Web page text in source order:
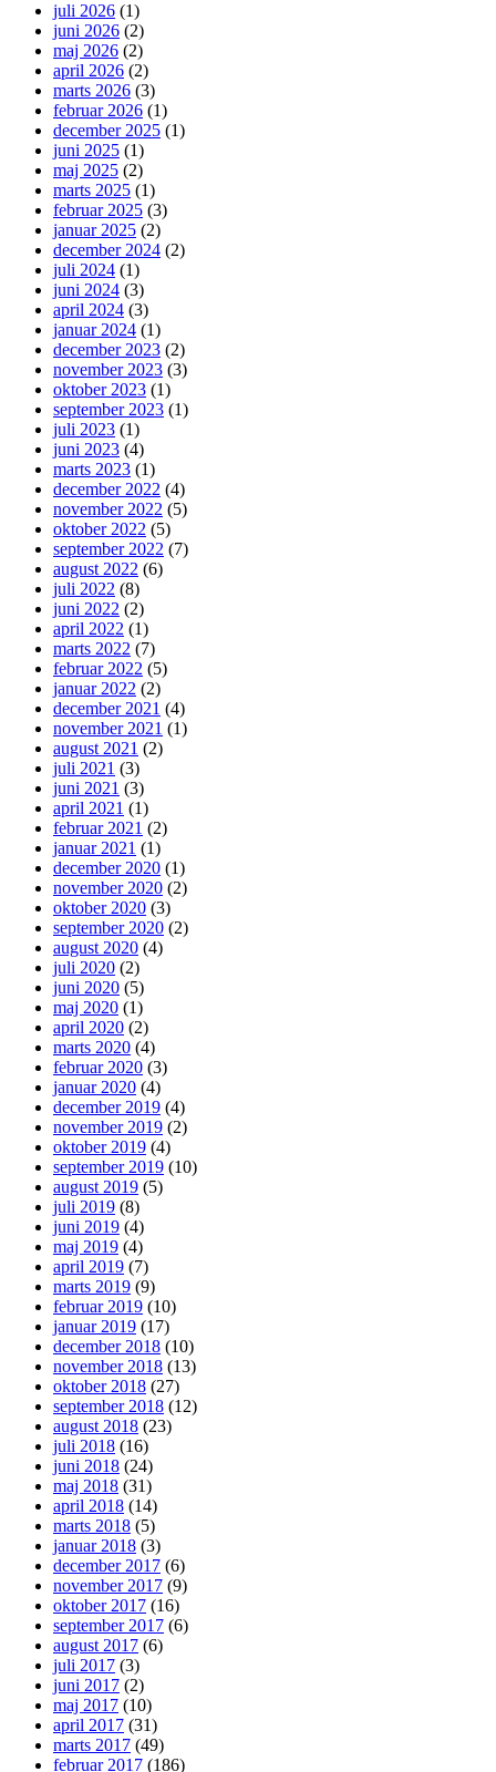
juli 2026 (1)
juni 2026 (2)
maj 2026 (2)
april 2026 (2)
marts 2026 (3)
februar 2026 (1)
december 2025 (1)
juni 2025 (1)
maj 2025 (2)
marts 2025 (1)
februar 2025 (3)
januar 2025 (2)
december 2024 (2)
juli 2024 (1)
juni 2024 (3)
april 2024 (3)
januar 2024 (1)
december 2023 (2)
november 2023 (3)
oktober 2023 (1)
september 2023 (1)
juli 2023 (1)
juni 2023 (4)
marts 2023 (1)
december 2022 (4)
november 2022 (5)
oktober 2022 (5)
september 2022 (7)
august 2022 (6)
juli 2022 (8)
juni 2022 (2)
april 2022 (1)
marts 2022 (7)
februar 2022 (5)
januar 2022 (2)
december 2021 (4)
november 2021 (1)
august 2021 (2)
juli 2021 (3)
juni 2021 (3)
april 2021 (1)
februar 2021 (2)
januar 2021 (1)
december 2020 (1)
november 2020 (2)
oktober 2020 (3)
september 2020 (2)
august 2020 (4)
juli 2020 (2)
juni 2020 (5)
maj 2020 (1)
april 2020 (2)
marts 2020 (4)
februar 2020 (3)
januar 2020 (4)
december 2019 (4)
november 2019 (2)
oktober 2019 (4)
september 2019 (10)
august 2019 (5)
juli 2019 (8)
juni 2019 (4)
maj 2019 (4)
april 2019 (7)
marts 2019 (9)
februar 2019 (10)
januar 2019 (17)
december 2018 (10)
november 2018 (13)
oktober 2018 (27)
september 2018 (12)
august 2018 (23)
juli 2018 (16)
juni 2018 (24)
maj 2018 (31)
april 2018 (14)
marts 2018 (5)
januar 2018 (3)
december 2017 (6)
november 2017 (9)
oktober 2017 (16)
september 2017 (6)
august 2017 (6)
juli 2017 (3)
juni 2017 (2)
maj 2017 (10)
april 2017 (31)
marts 2017 (49)
februar 2017 (186)